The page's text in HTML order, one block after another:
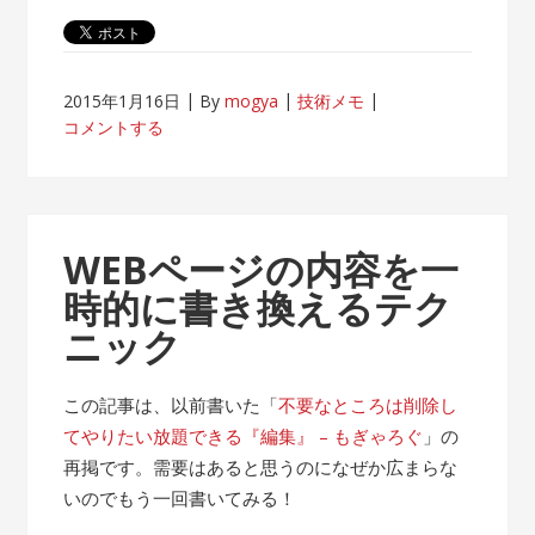
2015年1月16日 Bymogya
技術メモ
コメントする
WEBページの内容を一
時的に書き換えるテク
ニック
この記事は、以前書いた「不要なところは削除し
てやりたい放題できる『編集』 – もぎゃろぐ 」の
再掲です。需要はあると思うのになぜか広まらな
いのでもう一回書いてみる！